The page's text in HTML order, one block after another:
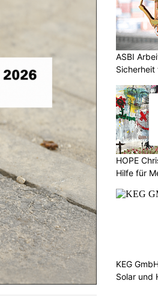
ASBI
Sicherheit
HOPE
Hilfe für
KEG
Solar und